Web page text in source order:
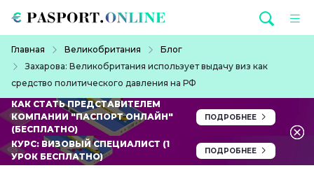
Главная Великобритания
Блог
Захарова: Великобритания использует выдачу виз как
средство политического давления на РФ
КАК СТАТЬ ПРЕДСТАВИТЕЛЕМ
КОМПАНИИ "ПАСПОРТ ОНЛАЙН"
(БЕСПЛАТНО)
ПОДРОБНЕЕ
КУРС: ВИЗОВЫЙ СПЕЦИАЛИСТ (1
УРОК БЕСПЛАТНО)
ПОДРОБНЕЕ